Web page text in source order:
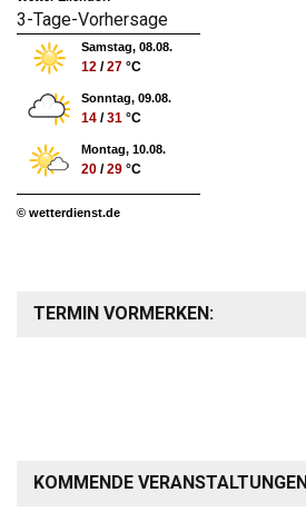
3-Tage-Vorhersage
Samstag, 08.08.
12 /27 °C
Sonntag, 09.08.
14 /31 °C
Montag, 10.08.
20 /29 °C
© wetterdienst.de
TERMIN VORMERKEN:
KOMMENDE VERANSTALTUNGEN